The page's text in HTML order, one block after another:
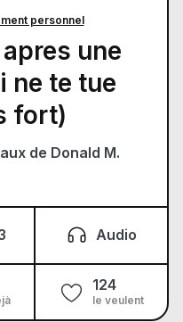
personnel
une
ne te tue
fort)
de Donald M.
Audio
124
le veulent